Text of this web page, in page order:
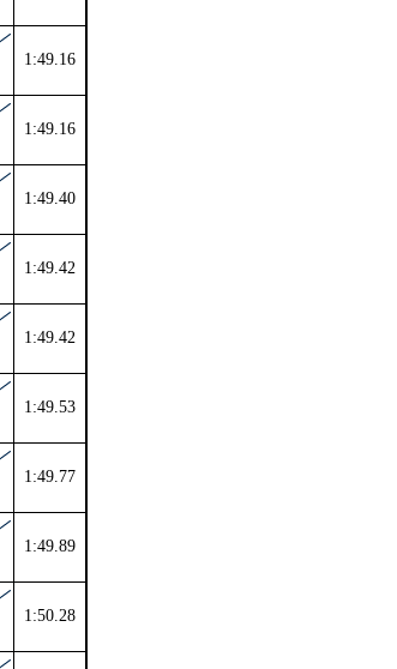
1:49.16
1:49.16
1:49.40
1:49.42
1:49.42
1:49.53
1:49.77
1:49.89
1:50.28